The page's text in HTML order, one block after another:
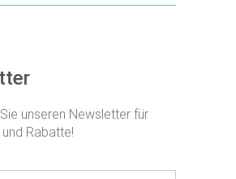
unseren Newsletter für
Rabatte!